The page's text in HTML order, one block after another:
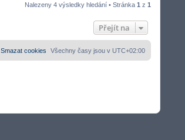
Nalezeny 4 výsledky hledání • Stránka 1 z 1
Přejít na
Všechny časy jsou v UTC+02:00
Smazat cookies